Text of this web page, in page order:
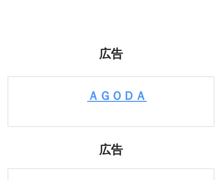
広告
ＡＧＯＤＡ
広告